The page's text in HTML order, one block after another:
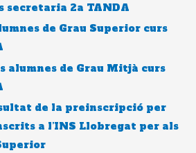
secretaria 2a TANDA
de Grau Superior curs
alumnes de Grau Mitjà curs
de la preinscripció per
a l’INS Llobregat per als